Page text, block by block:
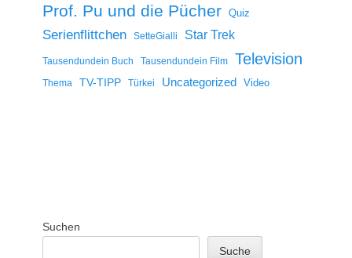
Prof. Pu und die Pücher Quiz
Serienflittchen SetteGialli Star Trek
Tausendundein Buch Tausendundein Film Television
Thema TV-TIPP Türkei Uncategorized Video
Suchen
Suche